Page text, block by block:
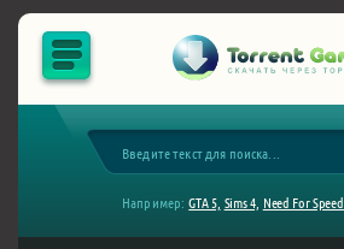
Например: GTA 5, Sims 4, Need For Speed